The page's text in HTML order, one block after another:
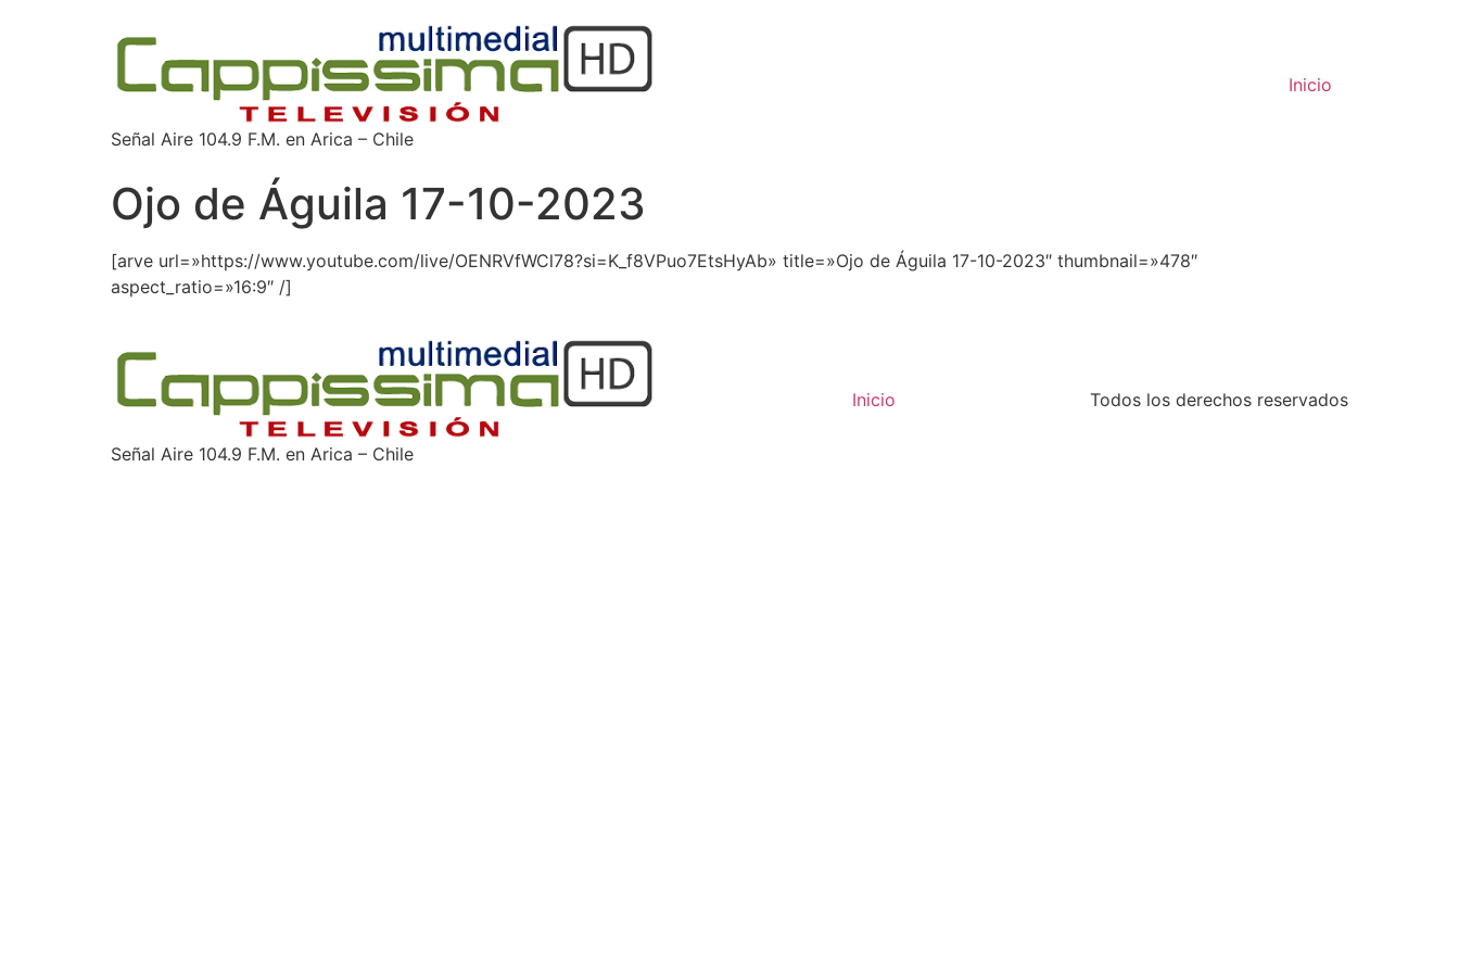
Señal Aire 104.9 F.M. en Arica – Chile
Inicio
Ojo de Águila 17-10-2023
[arve url=»https://www.youtube.com/live/OENRVfWCl78?si=K_f8VPuo7EtsHyAb» title=»Ojo de Águila 17-10-2023″ thumbnail=»478″
aspect_ratio=»16:9″ /]
Señal Aire 104.9 F.M. en Arica – Chile
Inicio Todos los derechos reservados